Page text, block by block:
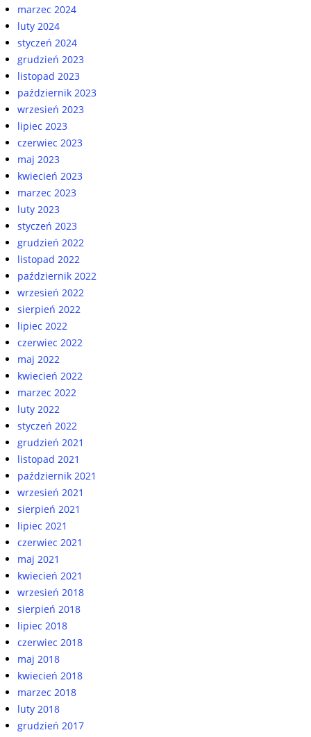
marzec 2024
luty 2024
styczeń 2024
grudzień 2023
listopad 2023
październik 2023
wrzesień 2023
lipiec 2023
czerwiec 2023
maj 2023
kwiecień 2023
marzec 2023
luty 2023
styczeń 2023
grudzień 2022
listopad 2022
październik 2022
wrzesień 2022
sierpień 2022
lipiec 2022
czerwiec 2022
maj 2022
kwiecień 2022
marzec 2022
luty 2022
styczeń 2022
grudzień 2021
listopad 2021
październik 2021
wrzesień 2021
sierpień 2021
lipiec 2021
czerwiec 2021
maj 2021
kwiecień 2021
wrzesień 2018
sierpień 2018
lipiec 2018
czerwiec 2018
maj 2018
kwiecień 2018
marzec 2018
luty 2018
grudzień 2017